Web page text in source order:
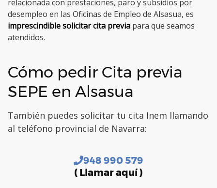
relacionada con prestaciones, paro y subsidios por
desempleo en las Oficinas de Empleo de Alsasua, es
imprescindible solicitar cita previa para que seamos
atendidos.
Cómo pedir Cita previa
SEPE en Alsasua
También puedes solicitar tu cita Inem llamando
al teléfono provincial de Navarra:
948 990 579
( Llamar aquí )